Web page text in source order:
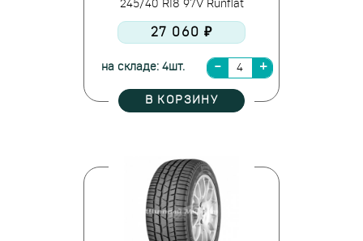
245/40 R18 97V Runflat
27 060 ₽
на складе: 4шт.
В КОРЗИНУ